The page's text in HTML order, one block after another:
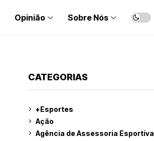
Opinião Sobre Nós
CATEGORIAS
+Esportes
Ação
Agência de Assessoria Esportiva